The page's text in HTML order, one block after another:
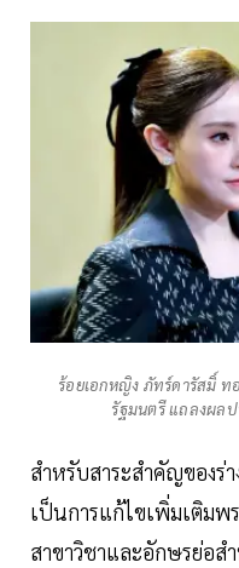
ร้อยเอกหญิง ภัทร์ดารัสมิ์ ท
รัฐมนตรี แถลงผล
สำหรับสาระสำคัญของร่
เป็นการแก้ไขเพิ่มเติม
สาขาวิชาและอักษรย่อส